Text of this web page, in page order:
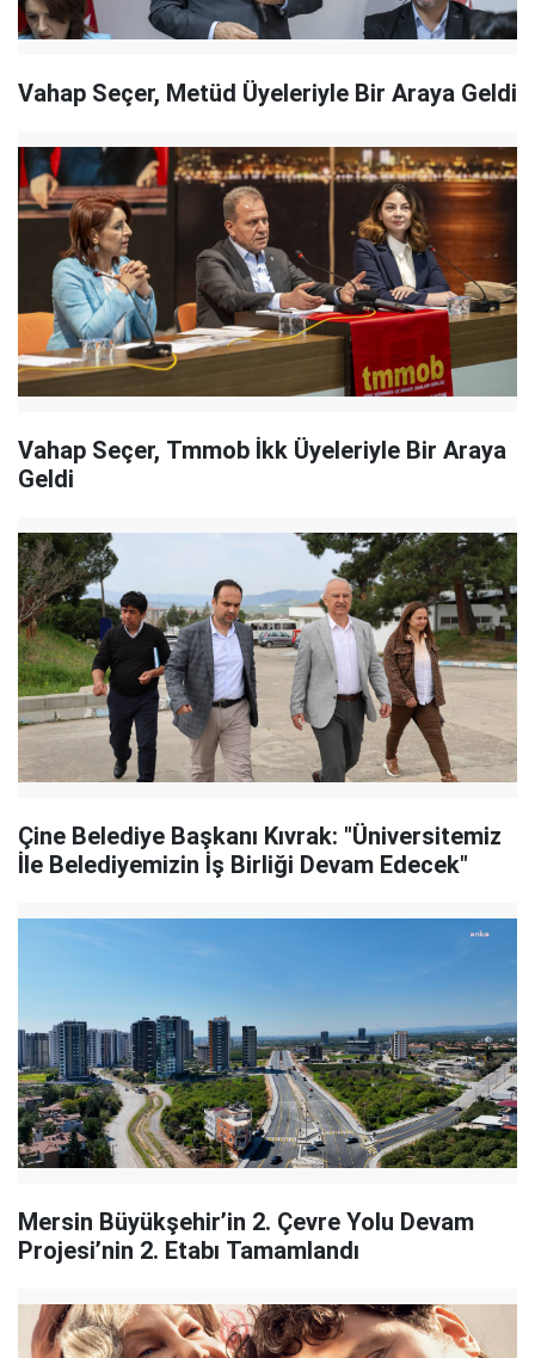
Vahap Seçer, Metüd Üyeleriyle Bir Araya Geldi
Vahap Seçer, Tmmob İkk Üyeleriyle Bir Araya
Geldi
Çine Belediye Başkanı Kıvrak: "Üniversitemiz
İle Belediyemizin İş Birliği Devam Edecek"
Mersin Büyükşehir’in 2. Çevre Yolu Devam
Projesi’nin 2. Etabı Tamamlandı